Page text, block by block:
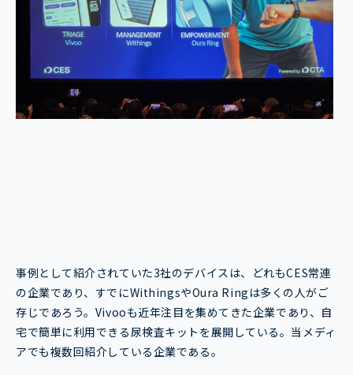
事例として紹介されていた3社のデバイスは、どれもCES常連
の企業であり、すでにWithingsやOura Ringは多くの人がご
存じであろう。Vivooも近年注目を集めてきた企業であり、自
宅で簡単に利用できる尿検査キットを展開している。当メディ
アでも複数回紹介している企業である。